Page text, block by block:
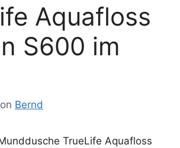
Aquafloss
S600 im
Bernd
TrueLife Aquafloss